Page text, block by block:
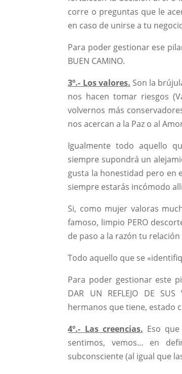
corre o preguntas que le
en caso de unirse a tu
Para poder gestionar ese pilar,
BUEN CAMINO.
3º.- Los valores. Son la
nos hacen tomar riesgos
volvernos más
nos acercan a la Paz o al
Igualmente todo aquello
siempre supondrá un
gusta la honestidad pero en
siempre estarás incómodo
Si, como mujer valoras
famoso, limpio PERO
de paso a la razón tu
Todo aquello que se
Para poder gestionar este
DAR UN REFLEJO DE
hermanos que tiene, estado
4º.- Las creencias. Eso
sentimos, vemos… en
subconsciente (al igual que